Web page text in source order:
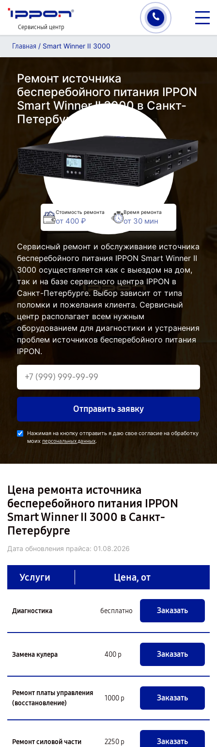
Сервисный центр
Главная / Smart Winner II 3000
Ремонт источника
бесперебойного питания IPPON
Smart Winner II 3000 в Санкт-
Петербурге
Стоимость ремонта
от 400 ₽
Время ремонта
от 30 мин
Сервисный ремонт и обслуживание источника
бесперебойного питания IPPON Smart Winner II
3000 осуществляется как с выездом на дом,
так и на базе сервисного центра IPPON в
Санкт-Петербурге. Выбор зависит от типа
поломки и пожелания клиента. Сервисный
центр располагает всем нужным
оборудованием для диагностики и устранения
проблем источников бесперебойного питания
IPPON.
Отправить заявку
Нажимая на кнопку отправить я даю свое согласие на обработку
моих персональных данных.
Цена ремонта источника
бесперебойного питания IPPON
Smart Winner II 3000 в Санкт-
Петербурге
Дата обновления прайса: 01.08.2026
Услуги Цена, от
Диагностика бесплатно Заказать
Замена кулера 400 р Заказать
Ремонт платы управления
(восстановление)
1000 р Заказать
Ремонт силовой части 2250 р Заказать